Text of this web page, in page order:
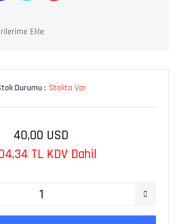
Durumu : Stokta Var
40,00 USD
TL KDV Dahil